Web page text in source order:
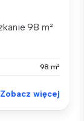
98 m²
98 m²
Zobacz więcej